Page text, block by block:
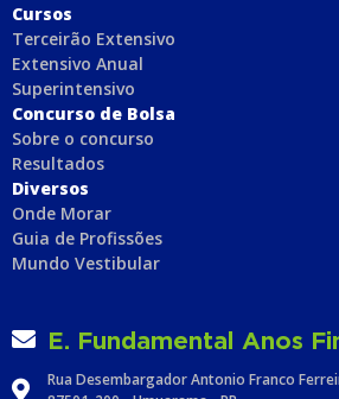
Cursos
Terceirão Extensivo
Extensivo Anual
Superintensivo
Concurso de Bolsa
Sobre o concurso
Resultados
Diversos
Onde Morar
Guia de Profissões
Mundo Vestibular
E. Fundamental Anos
Rua Desembargador Antonio Franco